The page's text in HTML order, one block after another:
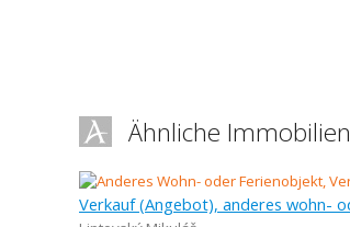
Ähnliche Immobilien